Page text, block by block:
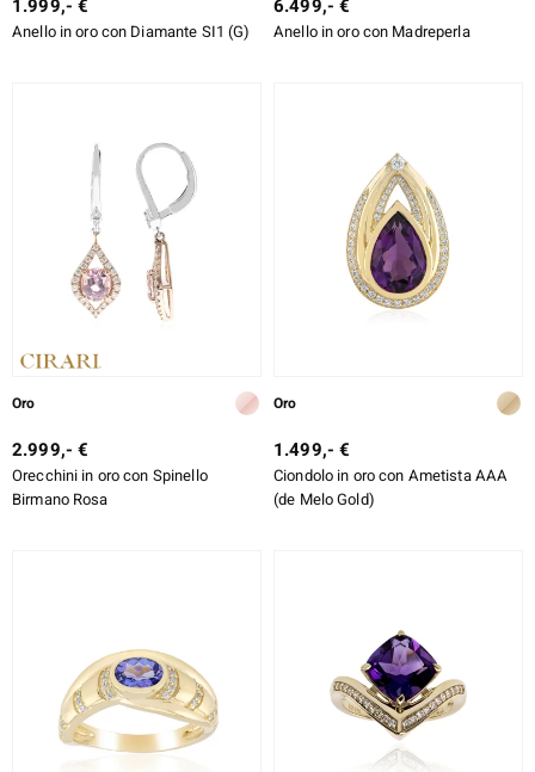
1.999,- €
Anello in oro con Diamante SI1 (G)
6.499,- €
Anello in oro con Madreperla
Oro
2.999,- €
Orecchini in oro con Spinello
Birmano Rosa
Oro
1.499,- €
Ciondolo in oro con Ametista AAA
(de Melo Gold)